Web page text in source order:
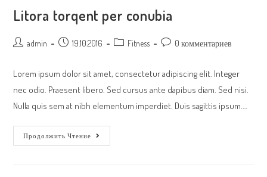
Litora torqent per conubia
Post admin
Запись19.10.2016
Post Fitness
Post 0 комментариев
Lorem ipsum dolor sit amet, consectetur adipiscing elit. Integer
nec odio. Praesent libero. Sed cursus ante dapibus diam. Sed nisi.
Nulla quis sem at nibh elementum imperdiet. Duis sagittis ipsum.…
Продолжить Чтение
Litora
Torqent